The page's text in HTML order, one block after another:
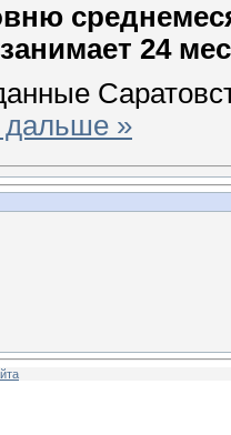
24
дальше »